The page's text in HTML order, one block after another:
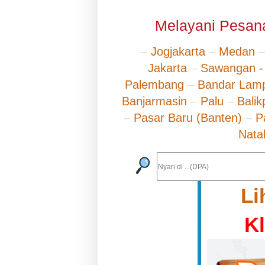
Melayani
–Jogjakarta – Medan
Jakarta – Sawangan
Palembang – Bandar
Banjarmasin – Palu –
– Pasar Baru (Banten) –
Natal